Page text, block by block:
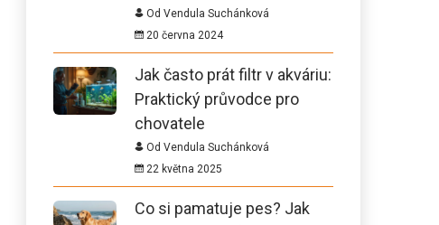
Od Vendula Suchánková
20 června 2024
Jak často prát filtr v akváriu:
Praktický průvodce pro
chovatele
Od Vendula Suchánková
22 května 2025
Co si pamatuje pes? Jak